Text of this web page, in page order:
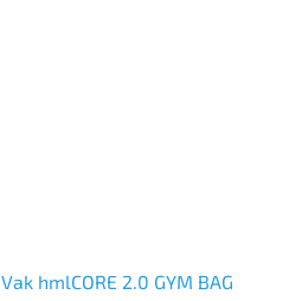
hmlCORE 2.0 GYM BAG